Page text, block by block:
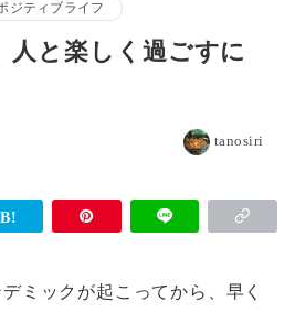
ジティブライフ
人と楽しく過ごすに
tanosiri
ミックが起こってから、早く